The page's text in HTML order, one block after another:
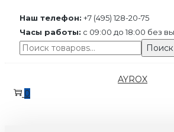
Наш телефон: +7 (495) 128-20-75
Часы работы: с 09:00 до 18:00 без
Поиск:>
Поиск
к
к
AYROX
0